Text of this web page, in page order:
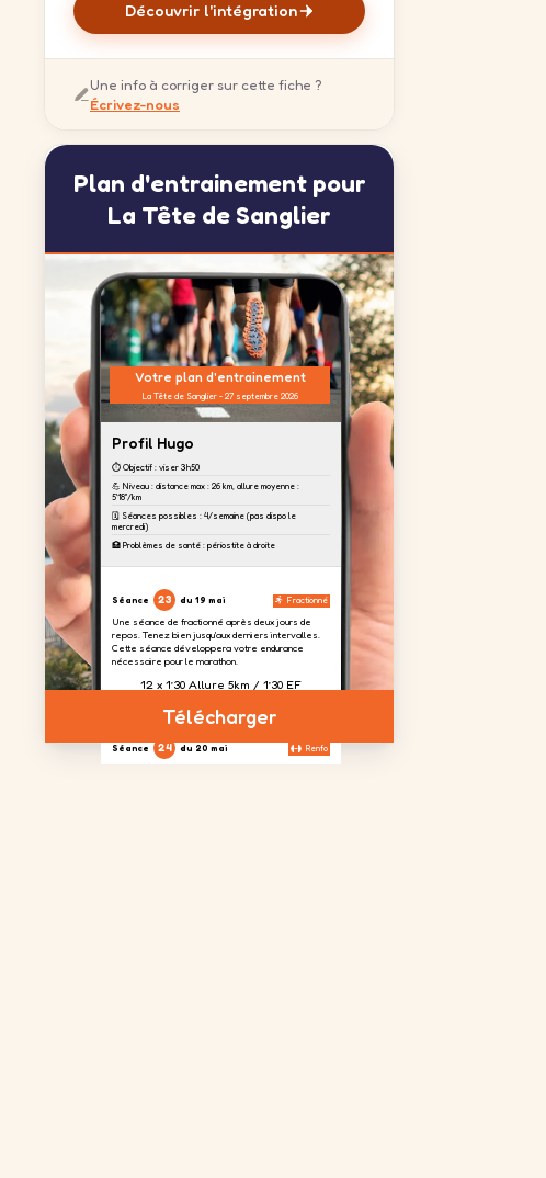
Découvrir l'intégration
Une info à corriger sur cette fiche ?
Écrivez-nous
Plan d'entrainement pour
La Tête de Sanglier
Votre plan d'entrainement
La Tête de Sanglier - 27 septembre 2026
Profil Hugo
⏱️ Objectif : viser 3h50
💪 Niveau : distance max : 26 km, allure moyenne :
5'18''/km
🗓️ Séances possibles : 4/semaine (pas dispo le
mercredi)
🏥 Problèmes de santé : périostite à droite
Séance 23 du 19 mai Fractionné
Une séance de fractionné après deux jours de
repos. Tenez bien jusqu'aux derniers intervalles.
Cette séance développera votre endurance
nécessaire pour le marathon.
12 x 1’30 Allure 5km / 1’30 EF
Séance 24 du 20 mai Renfo
Télécharger